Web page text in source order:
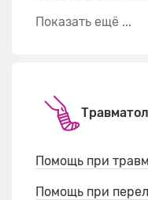
Показать ещё ...
Помощь при
Помощь при